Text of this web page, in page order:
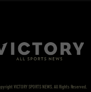
VICTORY SPORTS NEWS. All Rights Reserved.